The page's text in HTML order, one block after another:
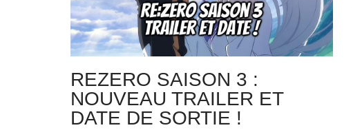
REZERO SAISON 3 :
NOUVEAU TRAILER ET
DATE DE SORTIE !